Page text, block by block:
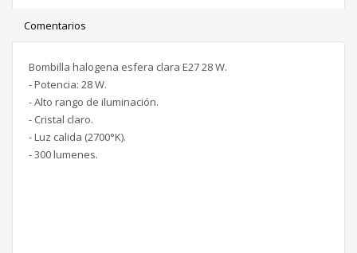
Comentarios
Bombilla halogena esfera clara E27 28 W.
- Potencia: 28 W.
- Alto rango de iluminación.
- Cristal claro.
- Luz calida (2700°K).
- 300 lumenes.